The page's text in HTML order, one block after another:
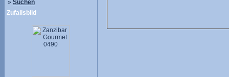
» Suchen
Zufallsbild